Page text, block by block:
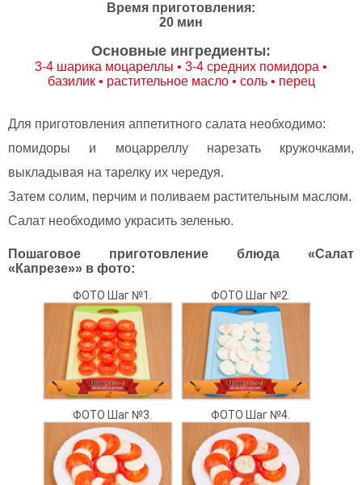
Время приготовления:
20 мин
Основные ингредиенты:
3-4 шарика моцареллы • 3-4 средних помидора •
базилик • растительное масло • соль • перец
Для приготовления аппетитного салата необходимо:
помидоры и моцарреллу нарезать кружочками,
выкладывая на тарелку их чередуя.
Затем солим, перчим и поливаем растительным маслом.
Салат необходимо украсить зеленью.
Пошаговое приготовление блюда «Салат
«Капрезе»» в фото:
ФОТО Шаг №1. ФОТО Шаг №2.
ФОТО Шаг №3. ФОТО Шаг №4.